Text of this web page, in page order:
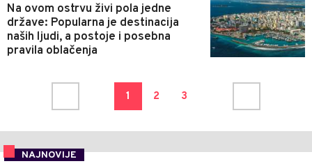
Na ovom ostrvu živi pola jedne
države: Popularna je destinacija
naših ljudi, a postoje i posebna
pravila oblačenja
1 2 3
NAJNOVIJE